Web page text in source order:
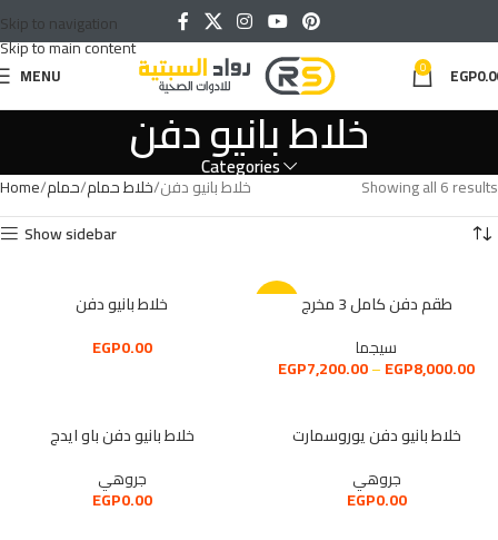
Skip to navigation
Skip to main content
MENU 0 EGP
خلاط بانيو دفن
Categories
Home حمام خلاط حمام خلاط بانيو دفن
Showing all 6 results
Show sidebar
خلاط بانيو دفن
EGP0.00
طقم دفن كامل 3 مخرج
سيجما
EGP7,200.00–EGP8,000.00
خلاط بانيو دفن باو ايدج
جروهي
EGP0.00
خلاط بانيو دفن يوروسمارت
جروهي
EGP0.00